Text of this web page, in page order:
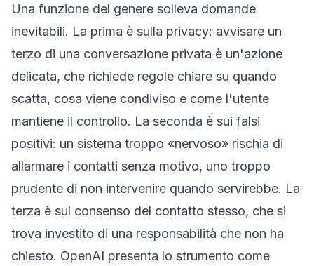
Una funzione del genere solleva domande
inevitabili. La prima è sulla privacy: avvisare un
terzo di una conversazione privata è un'azione
delicata, che richiede regole chiare su quando
scatta, cosa viene condiviso e come l'utente
mantiene il controllo. La seconda è sui falsi
positivi: un sistema troppo «nervoso» rischia di
allarmare i contatti senza motivo, uno troppo
prudente di non intervenire quando servirebbe. La
terza è sul consenso del contatto stesso, che si
trova investito di una responsabilità che non ha
chiesto. OpenAI presenta lo strumento come